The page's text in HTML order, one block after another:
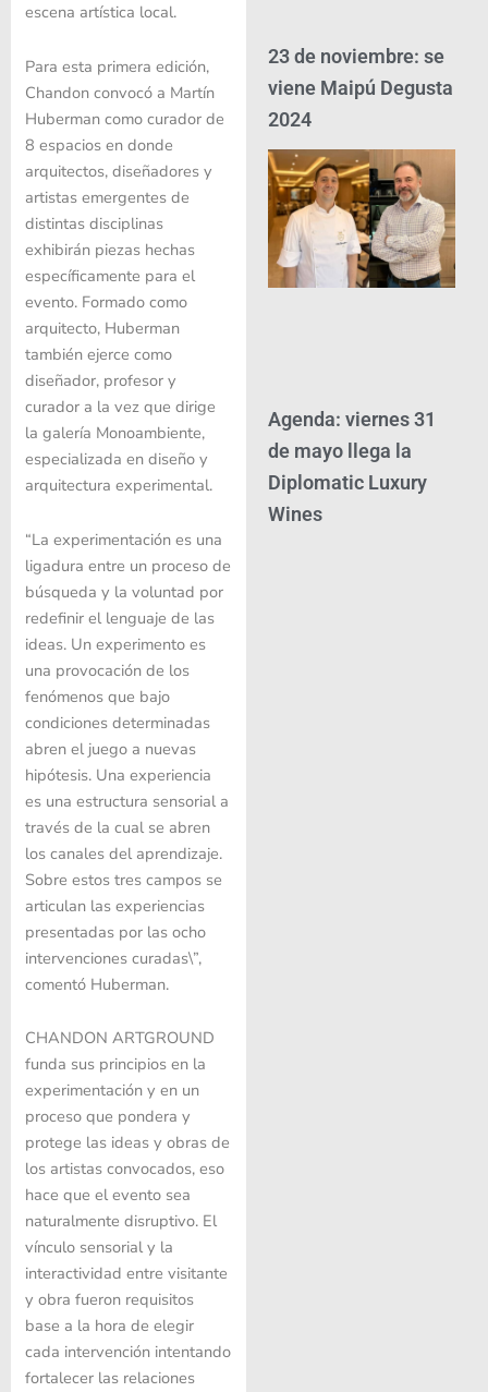
escena artística local.
Para esta primera edición,
Chandon convocó a Martín
Huberman como curador de
8 espacios en donde
arquitectos, diseñadores y
artistas emergentes de
distintas disciplinas
exhibirán piezas hechas
específicamente para el
evento. Formado como
arquitecto, Huberman
también ejerce como
diseñador, profesor y
curador a la vez que dirige
la galería Monoambiente,
especializada en diseño y
arquitectura experimental.
“La experimentación es una
ligadura entre un proceso de
búsqueda y la voluntad por
redefinir el lenguaje de las
ideas. Un experimento es
una provocación de los
fenómenos que bajo
condiciones determinadas
abren el juego a nuevas
hipótesis. Una experiencia
es una estructura sensorial a
través de la cual se abren
los canales del aprendizaje.
Sobre estos tres campos se
articulan las experiencias
presentadas por las ocho
intervenciones curadas\”,
comentó Huberman.
CHANDON ARTGROUND
funda sus principios en la
experimentación y en un
proceso que pondera y
protege las ideas y obras de
los artistas convocados, eso
hace que el evento sea
naturalmente disruptivo. El
vínculo sensorial y la
interactividad entre visitante
y obra fueron requisitos
base a la hora de elegir
cada intervención intentando
fortalecer las relaciones
23 de noviembre: se
viene Maipú Degusta
2024
Agenda: viernes 31
de mayo llega la
Diplomatic Luxury
Wines